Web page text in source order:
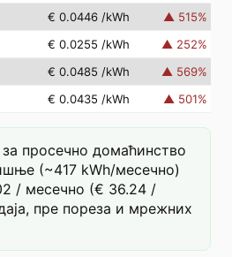
€ 0.0446 /kWh ▲ 515%
€ 0.0255 /kWh ▲ 252%
€ 0.0485 /kWh ▲ 569%
€ 0.0435 /kWh ▲ 501%
за просечно домаћинство
(~417 kWh/месечно)
/ месечно (€ 36.24 /
пре пореза и мрежних